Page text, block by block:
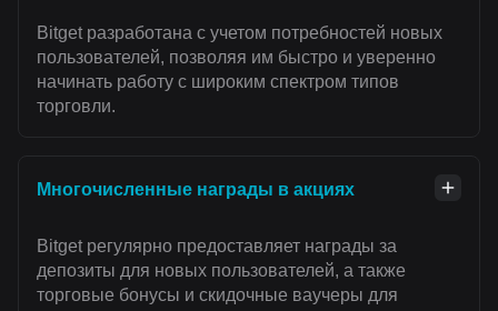
Bitget разработана с учетом потребностей новых
пользователей, позволяя им быстро и уверенно
начинать работу с широким спектром типов
торговли.
Многочисленные награды в акциях
Bitget регулярно предоставляет награды за
депозиты для новых пользователей, а также
торговые бонусы и скидочные ваучеры для